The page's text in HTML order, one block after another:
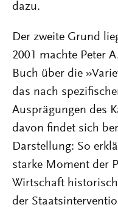
dazu.
Der zweite Grund
2001 machte Peter
Buch über die
das nach
Ausprägungen des
davon findet sich
Darstellung: So
starke Moment der
Wirtschaft
der